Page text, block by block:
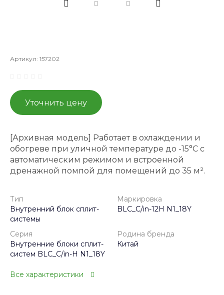
Артикул: 157202
Уточнить цену
[Архивная модель] Работает в охлаждении и
обогреве при уличной температуре до -15°С с
автоматическим режимом и встроенной
дренажной помпой для помещений до 35 м².
Тип
Внутренний блок сплит-
системы
Маркировка
BLC_C/in-12H N1_18Y
Серия
Внутренние блоки сплит-
систем BLC_C/in-H N1_18Y
Родина бренда
Китай
Все характеристики